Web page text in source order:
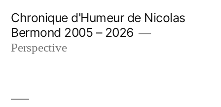
contenu
Chronique d'Humeur de Nicolas
Bermond 2005 – 2026
Perspective